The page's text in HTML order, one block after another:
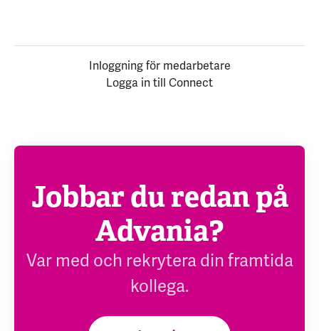
Inloggning för medarbetare
Logga in till Connect
Jobbar du redan på
Advania?
Var med och rekrytera din framtida
kollega.